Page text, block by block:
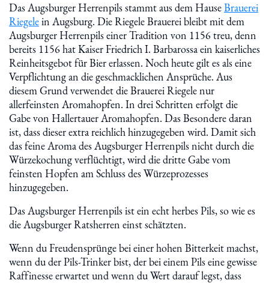
Das Augsburger Herrenpils stammt aus dem HauseBrauerei
Riegelein Augsburg. Die Riegele Brauerei bleibt mit dem
Augsburger Herrenpils einer Tradition von 1156 treu, denn
bereits 1156 hat Kaiser Friedrich I. Barbarossa ein kaiserliches
Reinheitsgebot für Bier erlassen. Noch heute gilt es als eine
Verpflichtung an die geschmacklichen Ansprüche. Aus
diesem Grund verwendet die Brauerei Riegele nur
allerfeinsten Aromahopfen. In drei Schritten erfolgt die
Gabe von Hallertauer Aromahopfen. Das Besondere daran
ist, dass dieser extra reichlich hinzugegeben wird. Damit sich
das feine Aroma des Augsburger Herrenpils nicht durch die
Würzekochung verflüchtigt, wird die dritte Gabe vom
feinsten Hopfen am Schluss des Würzeprozesses
hinzugegeben.
Das Augsburger Herrenpils ist ein echt herbes Pils, so wie es
die Augsburger Ratsherren einst schätzten.
Wenn du Freudensprünge bei einer hohen Bitterkeit machst,
wenn du der Pils-Trinker bist, der bei einem Pils eine gewisse
Raffinesse erwartet und wenn du Wert darauf legst, dass